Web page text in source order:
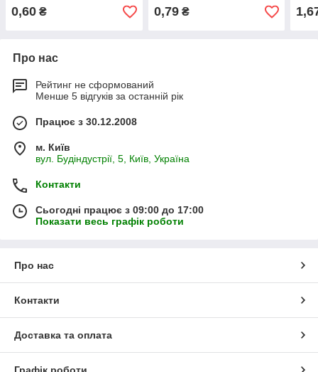
0,60 ₴ 0,79₴
Про нас
Рейтинг не сформований
Менше 5 відгуків за останній рік
Працює з 30.12.2008
м. Київ
вул. Будіндустрії, 5, Київ, Україна
Контакти
Сьогодні працює з 09:00 до 17:00
Показати весь графік роботи
Про нас
Контакти
Доставка та оплата